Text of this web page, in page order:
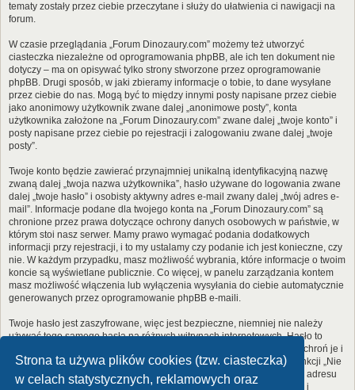
Strona ta używa plików cookies (tzw. ciasteczka)
w celach statystycznych, reklamowych oraz
tematy zostały przez ciebie przeczytane i służy do ułatwienia ci nawigacji na
forum.
W czasie przeglądania „Forum Dinozaury.com” możemy też utworzyć
ciasteczka niezależne od oprogramowania phpBB, ale ich ten dokument nie
dotyczy – ma on opisywać tylko strony stworzone przez oprogramowanie
phpBB. Drugi sposób, w jaki zbieramy informacje o tobie, to dane wysyłane
przez ciebie do nas. Mogą być to między innymi posty napisane przez ciebie
jako anonimowy użytkownik zwane dalej „anonimowe posty”, konta
użytkownika założone na „Forum Dinozaury.com” zwane dalej „twoje konto” i
posty napisane przez ciebie po rejestracji i zalogowaniu zwane dalej „twoje
posty”.
Twoje konto będzie zawierać przynajmniej unikalną identyfikacyjną nazwę
zwaną dalej „twoja nazwa użytkownika”, hasło używane do logowania zwane
dalej „twoje hasło” i osobisty aktywny adres e-mail zwany dalej „twój adres e-
mail”. Informacje podane dla twojego konta na „Forum Dinozaury.com” są
chronione przez prawa dotyczące ochrony danych osobowych w państwie, w
którym stoi nasz serwer. Mamy prawo wymagać podania dodatkowych
informacji przy rejestracji, i to my ustalamy czy podanie ich jest konieczne, czy
nie. W każdym przypadku, masz możliwość wybrania, które informacje o twoim
koncie są wyświetlane publicznie. Co więcej, w panelu zarządzania kontem
masz możliwość włączenia lub wyłączenia wysyłania do ciebie automatycznie
generowanych przez oprogramowanie phpBB e-maili.
Twoje hasło jest zaszyfrowane, więc jest bezpieczne, niemniej nie należy
używać tego samego hasła na różnych witrynach internetowych. Hasło to
umożliwia dostęp do twojego konta na „Forum Dinozaury.com”, więc chroń je i
w żadnym wypadku nie podawajnikomu. Jeśli je zapomnisz, użyj funkcji „Nie
pamiętam hasła”. Witryna poprosi cię o podanie nazwy użytkownika i adresu
e-mail. Po podaniu tych danych zostanie wygenerowane nowe hasło i